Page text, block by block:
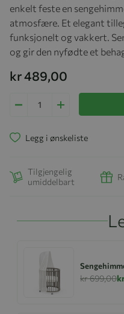
enkelt feste en
atmosfære. Et elegant
funksjonelt og vakkert.
og gir den nyfødte et
kr 489,00
Legg i ønskeliste
Tilgjengelig
umiddelbart
kr 699,00